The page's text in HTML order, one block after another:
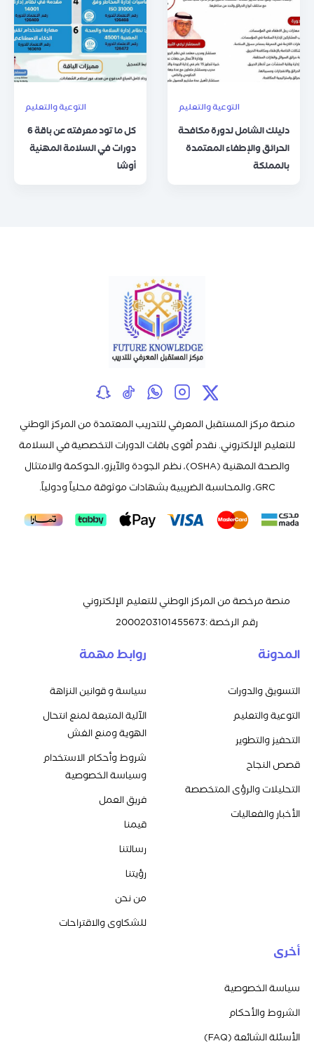
التوعية والتعليم
دليلك الشامل لدورة مكافحة
الحرائق والإطفاء المعتمدة
بالمملكة
التوعية والتعليم
كل ما تود معرفته عن باقة 6
دورات في السلامة المهنية
أوشا
منصة مركز المستقبل المعرفي للتدريب المعتمدة من المركز الوطني
للتعليم الإلكتروني. نقدم أقوى باقات الدورات التخصصية في السلامة
والصحة المهنية (OSHA)، نظم الجودة والآيزو، الحوكمة والامتثال
GRC، والمحاسبة الضريبية بشهادات موثوقة محلياً ودولياً.
منصة مرخصة من المركز الوطني للتعليم الإلكتروني
رقم الرخصة:
2000203101455673
المدونة
التسويق والدورات
التوعية والتعليم
التحفيز والتطوير
قصص النجاح
التحليلات والرؤى المتخصصة
الأخبار والفعاليات
روابط مهمة
سياسة و قوانين النزاهة
الآلية المتبعة لمنع انتحال
الهوية ومنع الغش
شروط وأحكام الاستخدام
وسياسة الخصوصية
فريق العمل
قيمنا
رسالتنا
رؤيتنا
من نحن
للشكاوى والاقتراحات
أخرى
سياسة الخصوصية
الشروط والأحكام
الأسئلة الشائعة (FAQ)